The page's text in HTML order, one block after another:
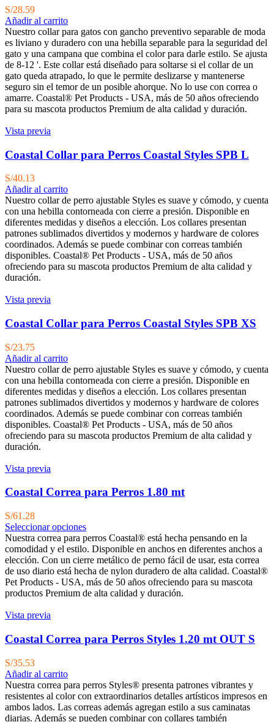
S/28.59
Añadir al carrito
Nuestro collar para gatos con gancho preventivo separable de moda
es liviano y duradero con una hebilla separable para la seguridad del
gato y una campana que combina el color para darle estilo. Se ajusta
de 8-12 '. Este collar está diseñado para soltarse si el collar de un
gato queda atrapado, lo que le permite deslizarse y mantenerse
seguro sin el temor de un posible ahorque. No lo use con correa o
amarre. Coastal® Pet Products - USA, más de 50 años ofreciendo
para su mascota productos Premium de alta calidad y duración.
Vista previa
Coastal Collar para Perros Coastal Styles SPB L
S/40.13
Añadir al carrito
Nuestro collar de perro ajustable Styles es suave y cómodo, y cuenta
con una hebilla contorneada con cierre a presión. Disponible en
diferentes medidas y diseños a elección. Los collares presentan
patrones sublimados divertidos y modernos y hardware de colores
coordinados. Además se puede combinar con correas también
disponibles. Coastal® Pet Products - USA, más de 50 años
ofreciendo para su mascota productos Premium de alta calidad y
duración.
Vista previa
Coastal Collar para Perros Coastal Styles SPB XS
S/23.75
Añadir al carrito
Nuestro collar de perro ajustable Styles es suave y cómodo, y cuenta
con una hebilla contorneada con cierre a presión. Disponible en
diferentes medidas y diseños a elección. Los collares presentan
patrones sublimados divertidos y modernos y hardware de colores
coordinados. Además se puede combinar con correas también
disponibles. Coastal® Pet Products - USA, más de 50 años
ofreciendo para su mascota productos Premium de alta calidad y
duración.
Vista previa
Coastal Correa para Perros 1.80 mt
S/61.28
Seleccionar opciones
Nuestra correa para perros Coastal® está hecha pensando en la
comodidad y el estilo. Disponible en anchos en diferentes anchos a
elección. Con un cierre metálico de perno fácil de usar, esta correa
de uso diario está hecha de nylon duradero de alta calidad. Coastal®
Pet Products - USA, más de 50 años ofreciendo para su mascota
productos Premium de alta calidad y duración.
Vista previa
Coastal Correa para Perros Styles 1.20 mt OUT S
S/35.53
Añadir al carrito
Nuestra correa para perros Styles® presenta patrones vibrantes y
resistentes al color con extraordinarios detalles artísticos impresos en
ambos lados. Las correas además agregan estilo a sus caminatas
diarias. Además se pueden combinar con collares también